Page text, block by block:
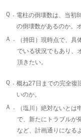
Ｑ． 電柱の倒壊数は、当初
の倒壊数があるのか。
Ａ．
（持田）現時点で、
でいる状況でもあり、
頂きたい。
Ｑ． 概ね27日までの完全復
いのか。
Ａ．
（塩川）絶対ないと
で、新たにトラブルが
など、計画通りになる